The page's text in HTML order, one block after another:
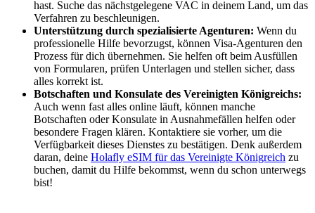
hast. Suche das nächstgelegene VAC in deinem Land, um das
Verfahren zu beschleunigen.
Unterstützung durch spezialisierte Agenturen: Wenn du
professionelle Hilfe bevorzugst, können Visa-Agenturen den
Prozess für dich übernehmen. Sie helfen oft beim Ausfüllen
von Formularen, prüfen Unterlagen und stellen sicher, dass
alles korrekt ist.
Botschaften und Konsulate des Vereinigten Königreichs:
Auch wenn fast alles online läuft, können manche
Botschaften oder Konsulate in Ausnahmefällen helfen oder
besondere Fragen klären. Kontaktiere sie vorher, um die
Verfügbarkeit dieses Dienstes zu bestätigen. Denk außerdem
daran, deine Holafly eSIM für das Vereinigte Königreich zu
buchen, damit du Hilfe bekommst, wenn du schon unterwegs
bist!